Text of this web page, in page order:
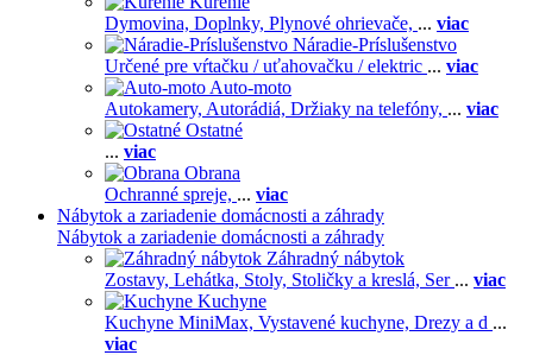
Dymovina, Doplnky, Plynové ohrievače, ... viac
Náradie-Príslušenstvo
Určené pre vŕtačku / uťahovačku / elektric ... viac
Auto-moto
Autokamery, Autorádiá, Držiaky na telefóny, ... viac
Ostatné
... viac
Obrana
Ochranné spreje, ... viac
Nábytok a zariadenie domácnosti a záhrady
Nábytok a zariadenie domácnosti a záhrady
Záhradný nábytok
Zostavy, Lehátka, Stoly, Stoličky a kreslá, Ser ... viac
Kuchyne
Kuchyne MiniMax, Vystavené kuchyne, Drezy a d ...
viac